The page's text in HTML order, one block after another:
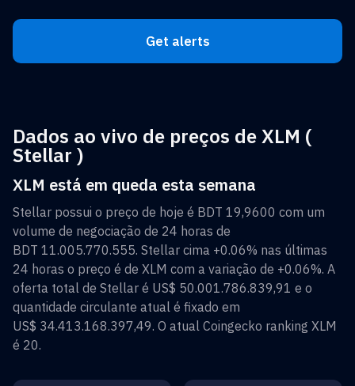
Get alerts
Dados ao vivo de preços de XLM (
Stellar )
XLM está em queda esta semana
Stellar possui o preço de hoje é BDT 19,9600 com um
volume de negociação de 24 horas de
BDT 11.005.770.555. Stellar cima +0.06% nas últimas
24 horas o preço é de XLM com a variação de +0.06%. A
oferta total de Stellar é US$ 50.001.786.839,91 e o
quantidade circulante atual é fixado em
US$ 34.413.168.397,49. O atual Coingecko ranking XLM
é 20.